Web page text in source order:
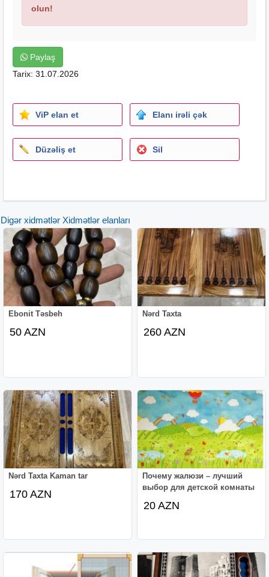
olun!
Paylaş
Tarix: 31.07.2026
ViP elan et Elanı irəli çək
Düzəliş et Sil
Digər xidmətlər Xidmətlər elanları
Ebonit Təsbeh
50 AZN
Nərd Taxta
260 AZN
Nərd Taxta Kaman tar
170 AZN
Почему жалюзи – лучший
выбор для детской комнаты
20 AZN